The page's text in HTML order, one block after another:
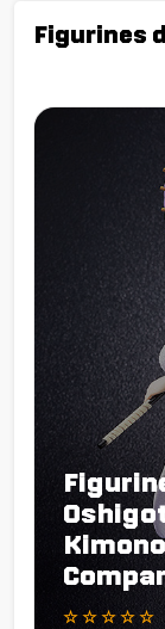
Figurines
☆ ☆ ☆ ☆ ☆